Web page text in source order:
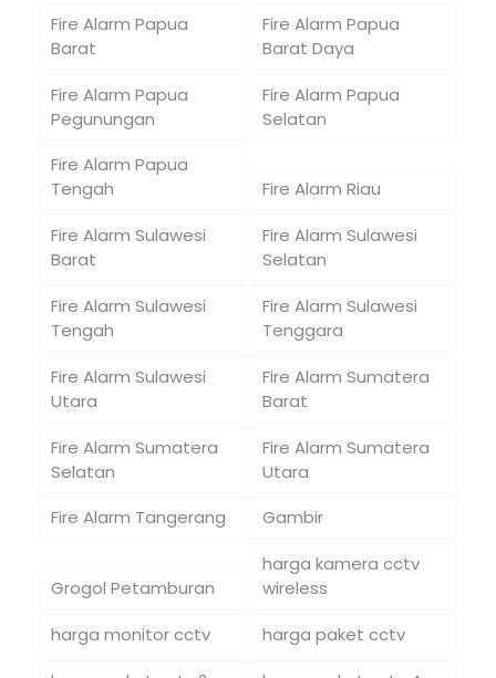
Fire Alarm Papua
Barat
Fire Alarm Papua
Barat Daya
Fire Alarm Papua
Pegunungan
Fire Alarm Papua
Selatan
Fire Alarm Papua
Tengah
Fire Alarm Riau
Fire Alarm Sulawesi
Barat
Fire Alarm Sulawesi
Selatan
Fire Alarm Sulawesi
Tengah
Fire Alarm Sulawesi
Tenggara
Fire Alarm Sulawesi
Utara
Fire Alarm Sumatera
Barat
Fire Alarm Sumatera
Selatan
Fire Alarm Sumatera
Utara
Fire Alarm Tangerang
Gambir
Grogol Petamburan
harga kamera cctv
wireless
harga monitor cctv
harga paket cctv